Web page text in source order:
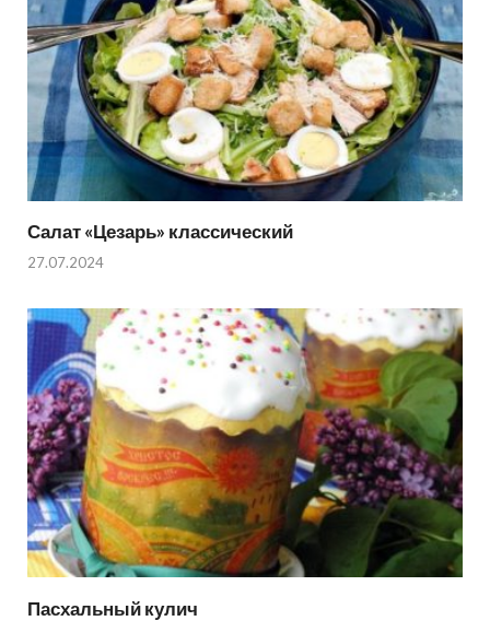
Салат «Цезарь» классический
27.07.2024
Пасхальный кулич